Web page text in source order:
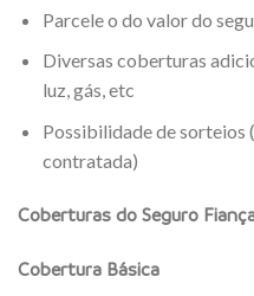
Parcele o do valor do
Diversas coberturas
luz, gás, etc
Possibilidade de sorteios
contratada)
Coberturas do Seguro
Cobertura Básica